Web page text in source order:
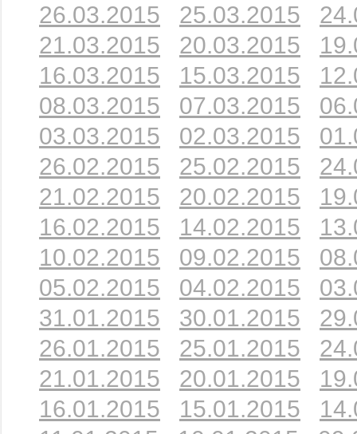
26.03.2015
25.03.2015
21.03.2015
20.03.2015
16.03.2015
15.03.2015
08.03.2015
07.03.2015
03.03.2015
02.03.2015
26.02.2015
25.02.2015
21.02.2015
20.02.2015
16.02.2015
14.02.2015
10.02.2015
09.02.2015
05.02.2015
04.02.2015
31.01.2015
30.01.2015
26.01.2015
25.01.2015
21.01.2015
20.01.2015
16.01.2015
15.01.2015